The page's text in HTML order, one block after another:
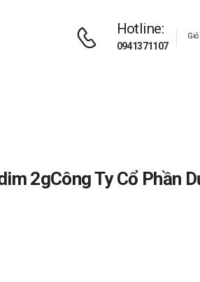
Hotline:
0941371107
2gCông Ty Cổ Phần